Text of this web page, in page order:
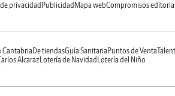
privacidad Publicidad Mapa webCompromisos
CantabriaDe tiendasGuía Sanitaria Puntos de Venta
AlcarazLotería de Navidad Lotería del Niño